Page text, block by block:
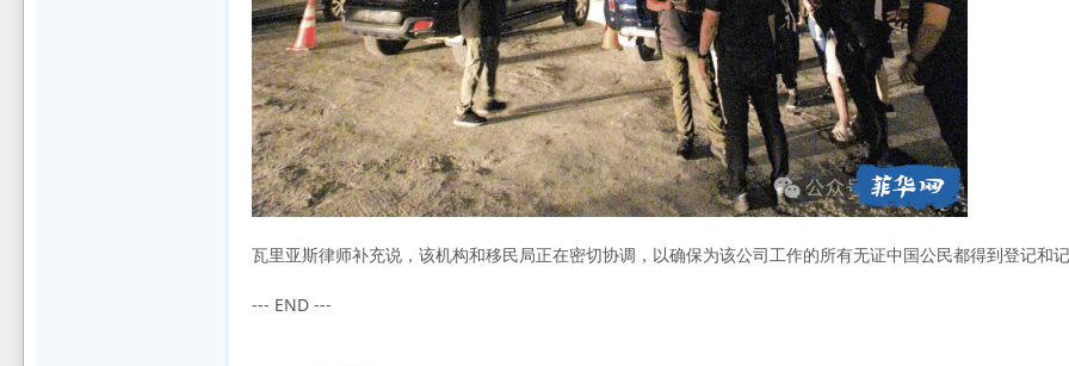
瓦里亚斯律师补充说，该机构和移民局正在密切协调，以确保为该公司工作的所有无证中国公民都得到登记和
--- END ---